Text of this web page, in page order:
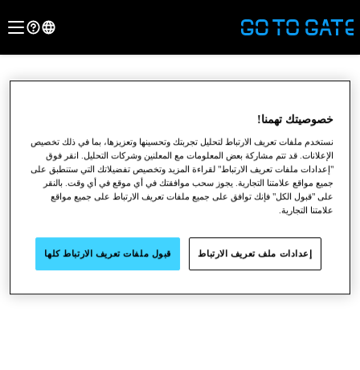
●
●
خصوصيتك تهمنا!
نستخدم ملفات تعريف الارتباط لتحليل تجربتك وتحسينها وتعزيزها، بما في ذلك تخصيص
الإعلانات. قد تتم مشاركة بعض المعلومات مع المعلنين وشركات التحليل. انقر فوق
"إعدادات ملفات تعريف الارتباط" لقراءة المزيد وتخصيص تفضيلاتك التي ستنطبق على
جميع مواقع علامتنا التجارية. يجوز سحب موافقتك في أي موقع في أي وقت. بالنقر
على "قبول الكل" فإنك توافق على جميع ملفات تعريف الارتباط على جميع مواقع
علامتنا التجارية.
إعدادات ملف تعريف الارتباط قبول ملفات تعريف الارتباط كلها